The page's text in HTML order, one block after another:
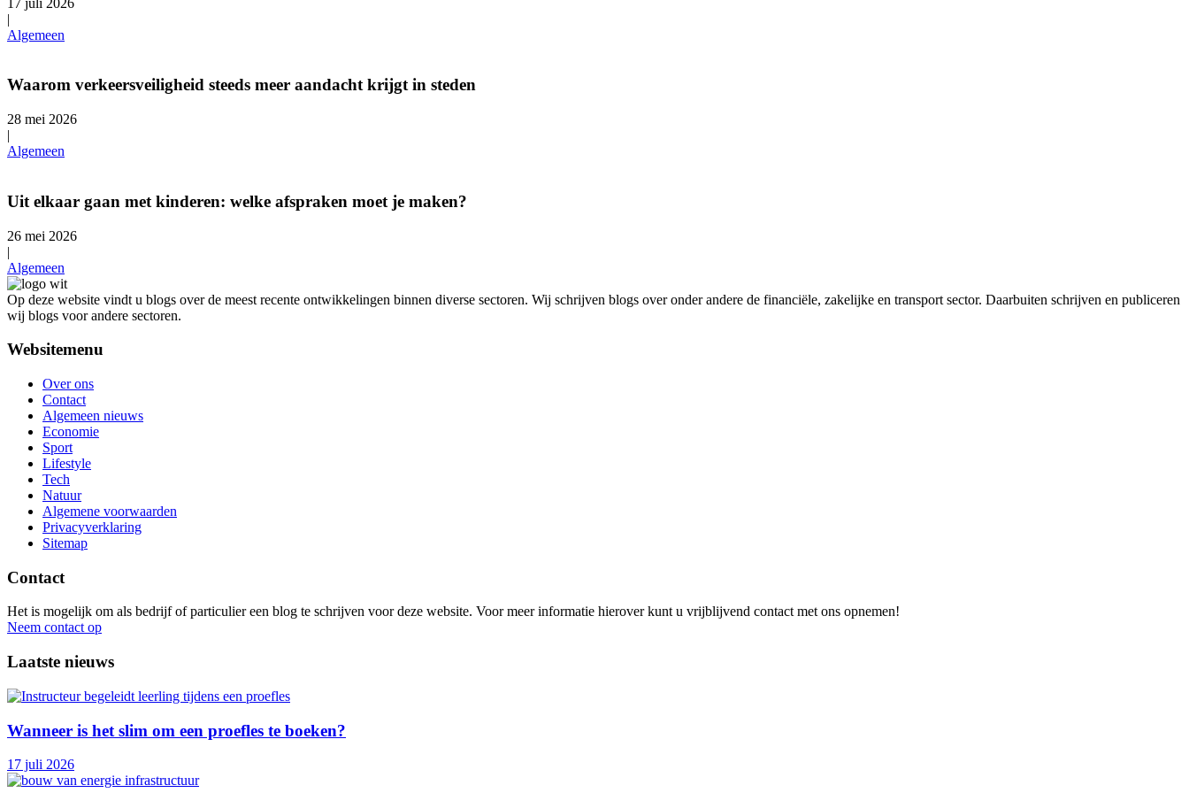
|
Algemeen
Waarom verkeersveiligheid steeds meer aandacht krijgt in steden
28 mei 2026
|
Algemeen
Uit elkaar gaan met kinderen: welke afspraken moet je maken?
26 mei 2026
|
Algemeen
Op deze website vindt u blogs over de meest recente ontwikkelingen binnen diverse sectoren. Wij schrijven blogs over onder andere de financiële, zakelijke en transport sector. Daarbuiten schrijven en publiceren
wij blogs voor andere sectoren.
Websitemenu
Over ons
Contact
Algemeen nieuws
Economie
Sport
Lifestyle
Tech
Natuur
Algemene voorwaarden
Privacyverklaring
Sitemap
Contact
Het is mogelijk om als bedrijf of particulier een blog te schrijven voor deze website. Voor meer informatie hierover kunt u vrijblijvend contact met ons opnemen!
Neem contact op
Laatste nieuws
Wanneer is het slim om een proefles te boeken?
17 juli 2026